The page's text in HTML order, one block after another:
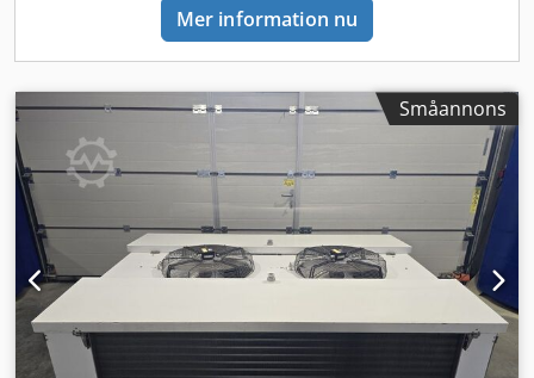
Mer information nu
Småannons